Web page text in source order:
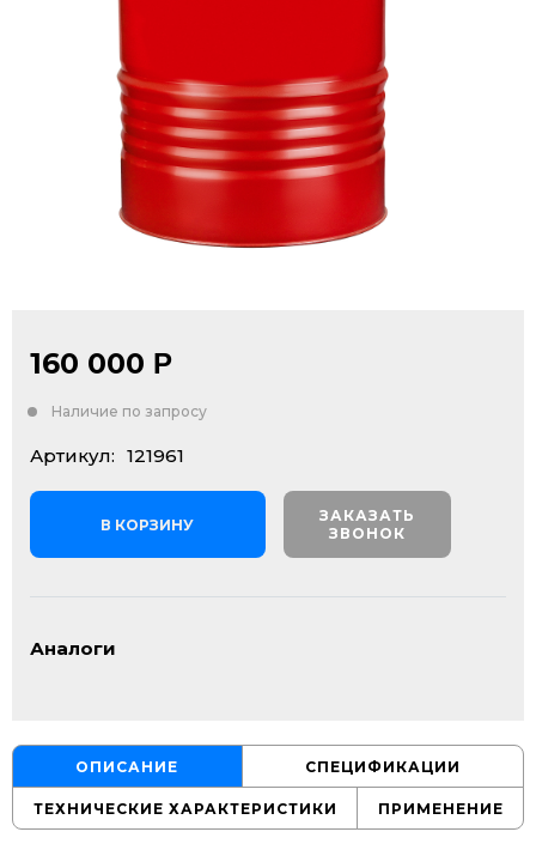
160 000 Р
Наличие по запросу
Артикул: 121961
В КОРЗИНУ
ЗАКАЗАТЬ
ЗВОНОК
Аналоги
ОПИСАНИЕ СПЕЦИФИКАЦИИ
ТЕХНИЧЕСКИЕ ХАРАКТЕРИСТИКИ ПРИМЕНЕНИЕ